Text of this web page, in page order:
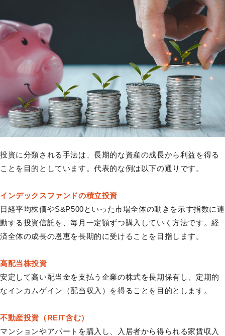
投資に分類される手法は、長期的な資産の成長から利益を得る
ことを目的としています。代表的な例は以下の通りです。
インデックスファンドの積立投資
日経平均株価やS&P500といった市場全体の動きを示す指数に連
動する投資信託を、毎月一定額ずつ購入していく方法です。経
済全体の成長の恩恵を長期的に受けることを目指します。
高配当株投資
安定して高い配当金を支払う企業の株式を長期保有し、定期的
なインカムゲイン（配当収入）を得ることを目的とします。
不動産投資（REIT含む）
マンションやアパートを購入し、入居者から得られる家賃収入